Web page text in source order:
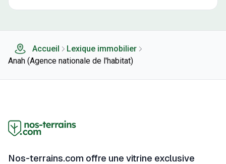
Accueil
Lexique immobilier
Anah (Agence nationale de l'habitat)
Nos-terrains.com offre une vitrine exclusive